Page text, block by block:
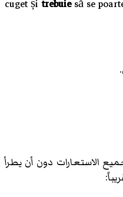
cuget șitrebuiesă se
الاستعارات دون أن يطرأ